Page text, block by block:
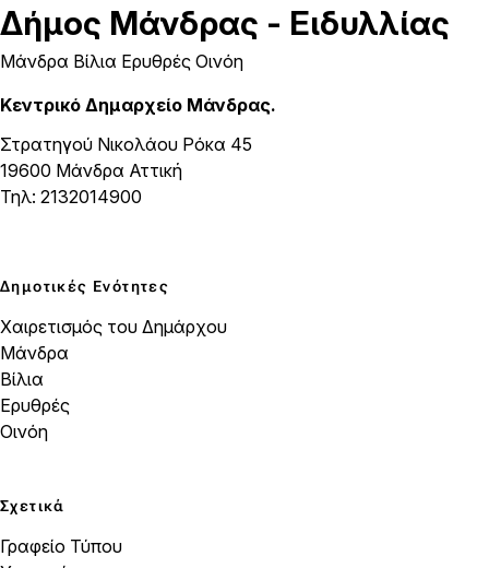
Δήμος Μάνδρας - Ειδυλλίας
Μάνδρα Βίλια Ερυθρές Οινόη
Κεντρικό Δημαρχείο Μάνδρας.
Στρατηγού Νικολάου Ρόκα 45
19600 Μάνδρα Αττική
Τηλ: 2132014900
Δημοτικές Ενότητες
Χαιρετισμός του Δημάρχου
Μάνδρα
Βίλια
Ερυθρές
Οινόη
Σχετικά
Γραφείο Τύπου